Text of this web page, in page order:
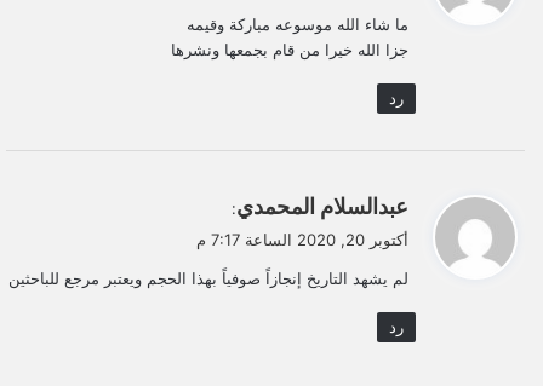
ل
ما شاء الله موسوعه مباركة وقيمه
جزا الله خيرا من قام بجمعها ونشرها
رد
ي
ق
ل
عبدالسلام المحمدي:
أكتوبر 20, 2020 الساعة 7:17 م
لم يشهد التاريخ إنجازاً صوفياً بهذا الحجم ويعتبر مرجع للباحثين
رد